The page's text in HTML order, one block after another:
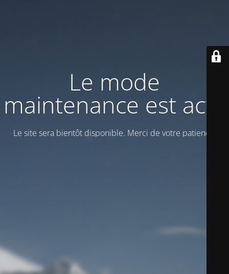
Le mode
maintenance est actif
Le site sera bientôt disponible. Merci de votre patience!